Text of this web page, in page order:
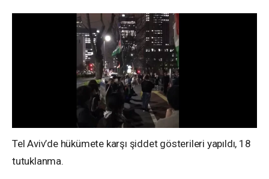
Tel Aviv’de hükümete karşı şiddet gösterileri yapıldı, 18
tutuklanma.